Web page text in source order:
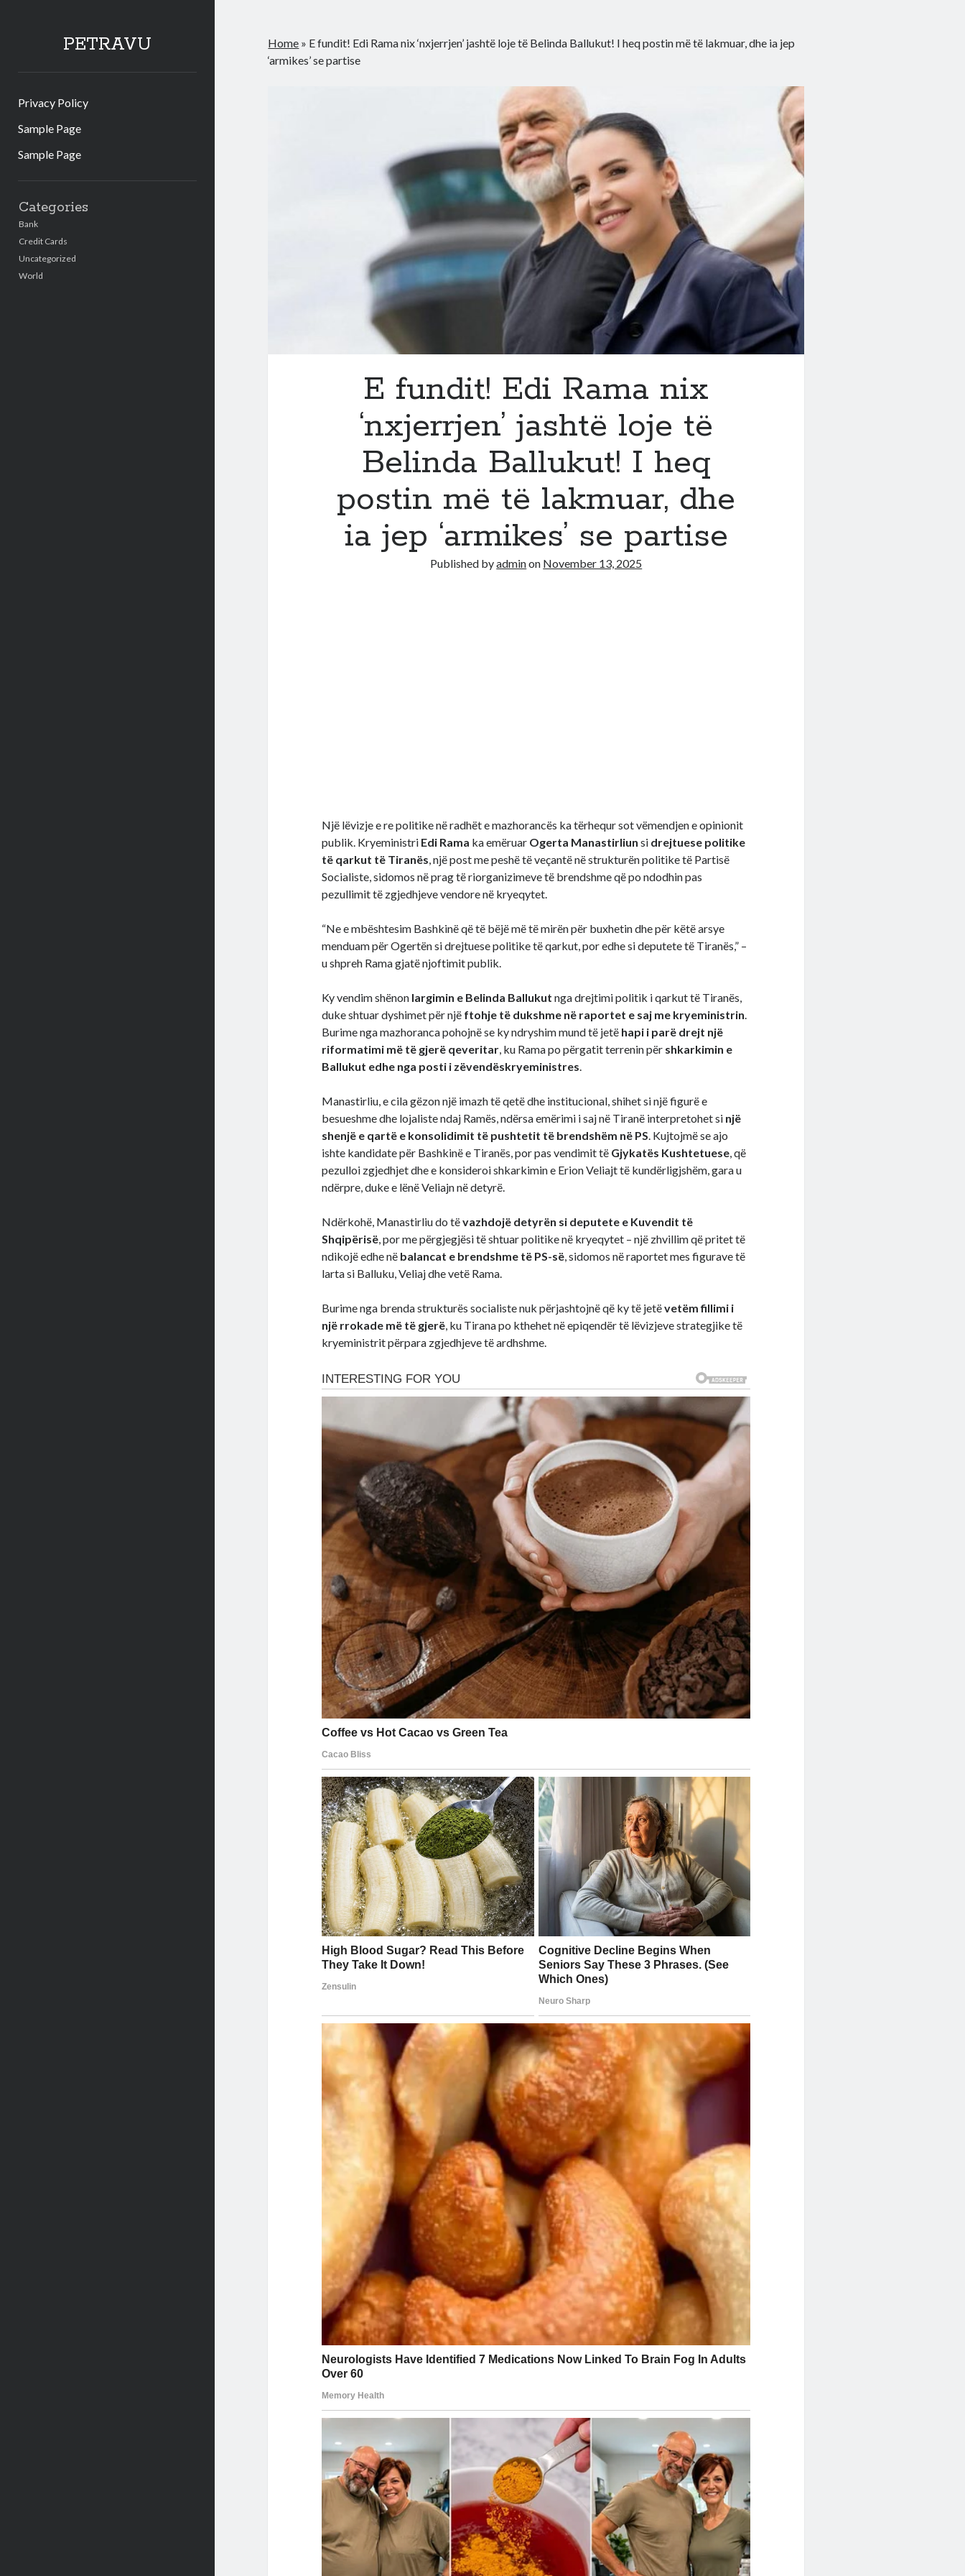
PETRAVU
Privacy Policy
Sample Page
Sample Page
Categories
Bank
Credit Cards
Uncategorized
World
Home » E fundit! Edi Rama nix ‘nxjerrjen’ jashtë loje të Belinda Ballukut! I heq postin më të lakmuar, dhe ia jep
‘armikes’ se partise
E fundit! Edi Rama nix
‘nxjerrjen’ jashtë loje të
Belinda Ballukut! I heq
postin më të lakmuar, dhe
ia jep ‘armikes’ se partise
Published byadminon November 13, 2025
Një lëvizje e re politike në radhët e mazhorancës ka tërhequr sot vëmendjen e opinionit
publik. Kryeministri Edi Rama ka emëruar Ogerta Manastirliun si drejtuese politike
të qarkut të Tiranës, një post me peshë të veçantë në strukturën politike të Partisë
Socialiste, sidomos në prag të riorganizimeve të brendshme që po ndodhin pas
pezullimit të zgjedhjeve vendore në kryeqytet.
“Ne e mbështesim Bashkinë që të bëjë më të mirën për buxhetin dhe për këtë arsye
menduam për Ogertën si drejtuese politike të qarkut, por edhe si deputete të Tiranës,” –
u shpreh Rama gjatë njoftimit publik.
Ky vendim shënon largimin e Belinda Ballukut nga drejtimi politik i qarkut të Tiranës,
duke shtuar dyshimet për një ftohje të dukshme në raportet e saj me kryeministrin.
Burime nga mazhoranca pohojnë se ky ndryshim mund të jetë hapi i parë drejt një
riformatimi më të gjerë qeveritar, ku Rama po përgatit terrenin për shkarkimin e
Ballukut edhe nga posti i zëvendëskryeministres.
Manastirliu, e cila gëzon një imazh të qetë dhe institucional, shihet si një figurë e
besueshme dhe lojaliste ndaj Ramës, ndërsa emërimi i saj në Tiranë interpretohet si një
shenjë e qartë e konsolidimit të pushtetit të brendshëm në PS. Kujtojmë se ajo
ishte kandidate për Bashkinë e Tiranës, por pas vendimit të Gjykatës Kushtetuese, që
pezulloi zgjedhjet dhe e konsideroi shkarkimin e Erion Veliajt të kundërligjshëm, gara u
ndërpre, duke e lënë Veliajn në detyrë.
Ndërkohë, Manastirliu do tëvazhdojë detyrën si deputete e Kuvendit të
Shqipërisë, por me përgjegjësi të shtuar politike në kryeqytet – një zhvillim që pritet të
ndikojë edhe në balancat e brendshme të PS-së, sidomos në raportet mes figurave të
larta si Balluku, Veliaj dhe vetë Rama.
Burime nga brenda strukturës socialiste nuk përjashtojnë që ky të jetëvetëm fillimi i
një rrokade më të gjerë, ku Tirana po kthehet në epiqendër të lëvizjeve strategjike të
kryeministrit përpara zgjedhjeve të ardhshme.